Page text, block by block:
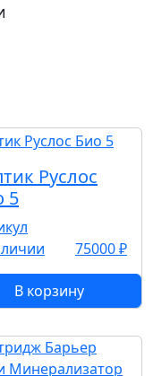
Руслос
5
75000 ₽
В корзину